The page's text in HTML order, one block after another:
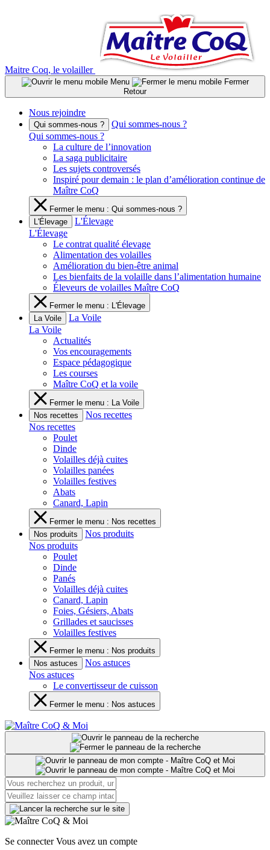
Maitre Coq, le volailler
Menu
Fermer
Retour
Nous rejoindre
Qui sommes-nous ?
Qui sommes-nous ?
Qui sommes-nous ?
La culture de l’innovation
La saga publicitaire
Les sujets controversés
Inspiré pour demain : le plan d’amélioration continue de
Maître CoQ
Fermer le menu : Qui sommes-nous ?
L'Élevage
L'Élevage
L'Élevage
Le contrat qualité élevage
Alimentation des volailles
Amélioration du bien-être animal
Les bienfaits de la volaille dans l’alimentation humaine
Éleveurs de volailles Maître CoQ
Fermer le menu : L'Élevage
La Voile
La Voile
La Voile
Actualités
Vos encouragements
Espace pédagogique
Les courses
Maître CoQ et la voile
Fermer le menu : La Voile
Nos recettes
Nos recettes
Nos recettes
Poulet
Dinde
Volailles déjà cuites
Volailles panées
Volailles festives
Abats
Canard, Lapin
Fermer le menu : Nos recettes
Nos produits
Nos produits
Nos produits
Poulet
Dinde
Panés
Volailles déjà cuites
Canard, Lapin
Foies, Gésiers, Abats
Grillades et saucisses
Volailles festives
Fermer le menu : Nos produits
Nos astuces
Nos astuces
Nos astuces
Le convertisseur de cuisson
Fermer le menu : Nos astuces
Se connecter Vous avez un compte